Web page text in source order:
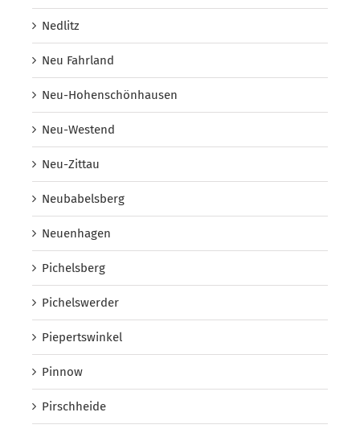
Nedlitz
Neu Fahrland
Neu-Hohenschönhausen
Neu-Westend
Neu-Zittau
Neubabelsberg
Neuenhagen
Pichelsberg
Pichelswerder
Piepertswinkel
Pinnow
Pirschheide